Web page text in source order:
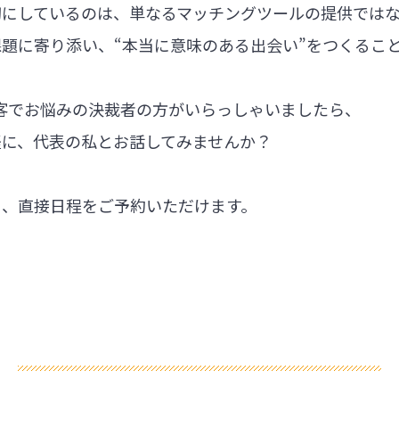
しているのは、単なるマッチングツールの提供では
に寄り添い、“本当に意味のある出会い”をつくるこ
お悩みの決裁者の方がいらっしゃいましたら、
、代表の私とお話してみませんか？
直接日程をご予約いただけます。